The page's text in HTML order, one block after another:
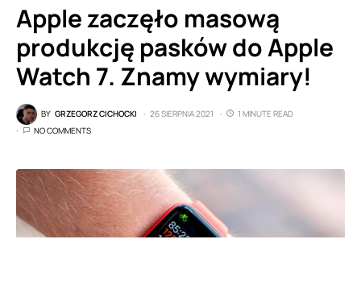
Apple zaczęło masową
produkcję pasków do Apple
Watch 7. Znamy wymiary!
BY GRZEGORZ CICHOCKI 26 SIERPNIA 2021
1 MINUTE READ
NO COMMENTS